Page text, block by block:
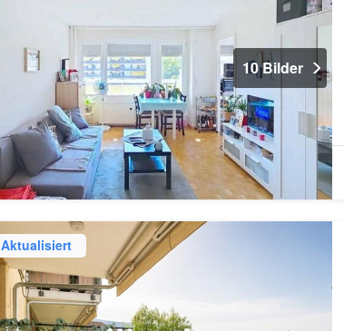
10 Bilder
Aktualisiert